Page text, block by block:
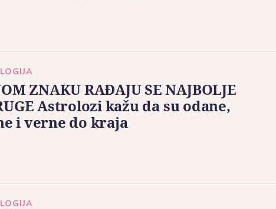
ZNAKU RAĐAJU SE NAJBOLJE
Astrolozi kažu da su odane,
i verne do kraja